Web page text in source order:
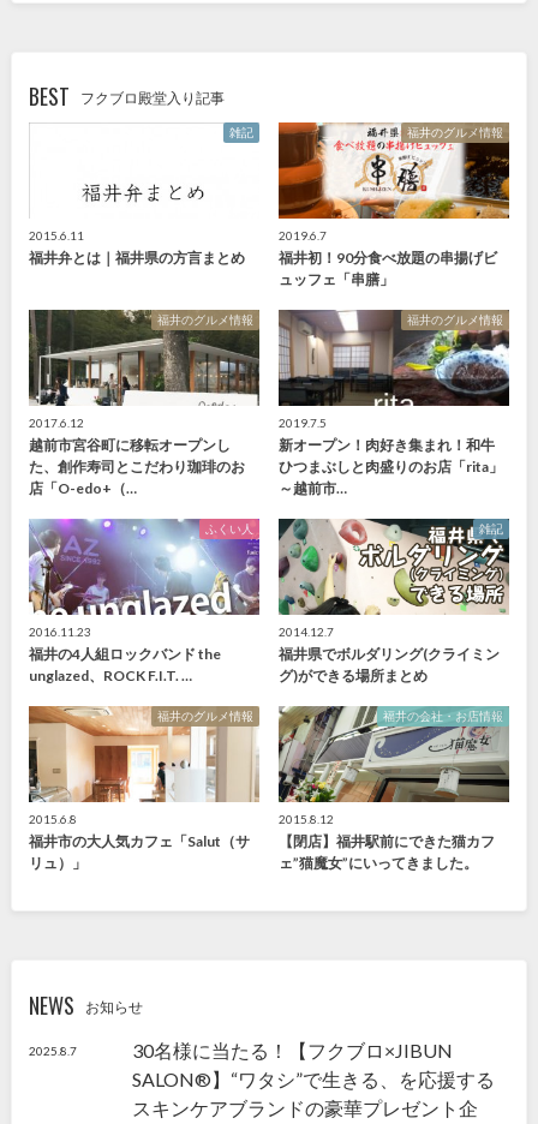
BEST フクブロ殿堂入り記事
雑記
2015.6.11
福井弁とは｜福井県の方言まとめ
福井のグルメ情報
2019.6.7
福井初！90分食べ放題の串揚げビ
ュッフェ「串膳」
福井のグルメ情報
2017.6.12
越前市宮谷町に移転オープンし
た、創作寿司とこだわり珈琲のお
店「O-edo+（…
福井のグルメ情報
2019.7.5
新オープン！肉好き集まれ！和牛
ひつまぶしと肉盛りのお店「rita」
～越前市…
ふくい人
2016.11.23
福井の4人組ロックバンド the
unglazed、ROCK F.I.T. …
雑記
2014.12.7
福井県でボルダリング(クライミン
グ)ができる場所まとめ
福井のグルメ情報
2015.6.8
福井市の大人気カフェ「Salut（サ
リュ）」
福井の会社・お店情報
2015.8.12
【閉店】福井駅前にできた猫カフ
ェ”猫魔女”にいってきました。
NEWS お知らせ
2025.8.7
30名様に当たる！【フクブロ×JIBUN
SALON®】“ワタシ”で生きる、を応援する
スキンケアブランドの豪華プレゼント企